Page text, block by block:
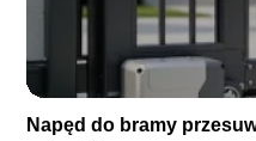
Napęd do bramy